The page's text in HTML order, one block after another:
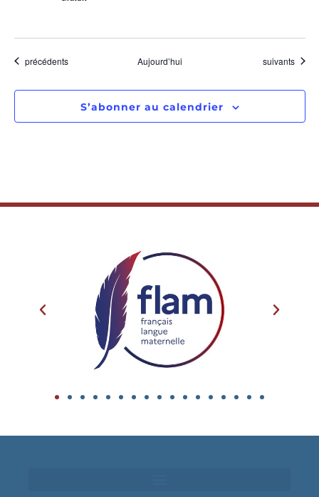
Évènements
précédents Aujourd’hui Évènements
suivants
S’abonner au calendrier